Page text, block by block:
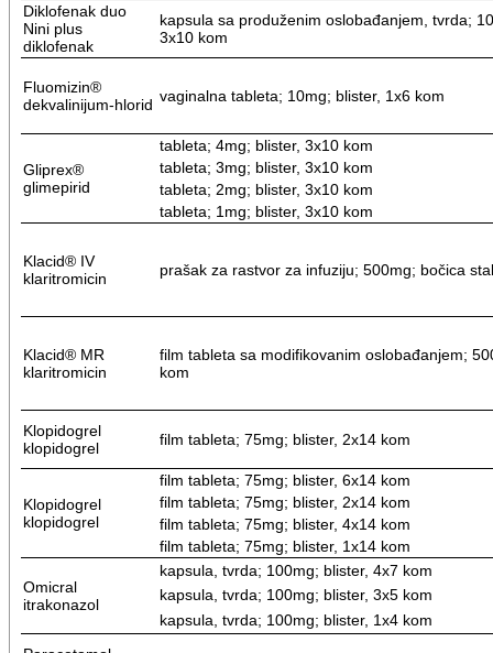
Diklofenak duo
Nini plus
diklofenak
kapsula sa produženim oslobađanjem, tvrda;
3x10 kom
Fluomizin®
dekvalinijum-hlorid vaginalna tableta; 10mg; blister, 1x6 kom
Gliprex®
glimepirid
tableta; 4mg; blister, 3x10 kom
tableta; 3mg; blister, 3x10 kom
tableta; 2mg; blister, 3x10 kom
tableta; 1mg; blister, 3x10 kom
Klacid® IV
klaritromicin
prašak za rastvor za infuziju; 500mg; bočica
Klacid® MR
klaritromicin
film tableta sa modifikovanim oslobađanjem;
kom
Klopidogrel
klopidogrel
film tableta; 75mg; blister, 2x14 kom
Klopidogrel
klopidogrel
film tableta; 75mg; blister, 6x14 kom
film tableta; 75mg; blister, 2x14 kom
film tableta; 75mg; blister, 4x14 kom
film tableta; 75mg; blister, 1x14 kom
Omicral
itrakonazol
kapsula, tvrda; 100mg; blister, 4x7 kom
kapsula, tvrda; 100mg; blister, 3x5 kom
kapsula, tvrda; 100mg; blister, 1x4 kom